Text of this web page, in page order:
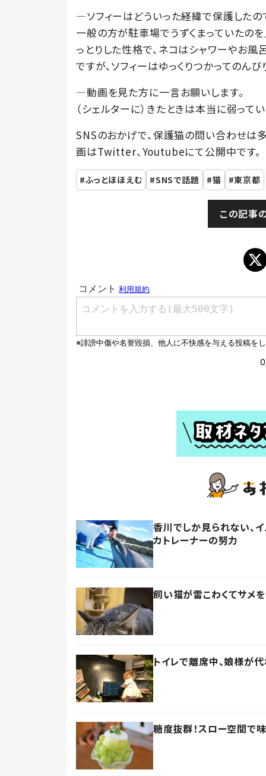
―ソフィーはどういった経緯で保護したの
一般の方が駐車場でうずくまっていたの
っとりした性格で、ネコはシャワーやお
ですが、ソフィーはゆっくりつかってのんび
―動画を見た方に一言お願いします。
（シェルターに）きたときは本当に弱って
SNSのおかげで、保護猫の問い合わせは
画はTwitter、Youtubeにて公開中です。
ふっとほほえむ SNSで話題 猫 東京都
この記事
香川でしか見られない、
カトレーナーの努力
飼い猫が雷こわくてサメ
トイレで離席中、娘様が
糖度抜群！スロー空間で